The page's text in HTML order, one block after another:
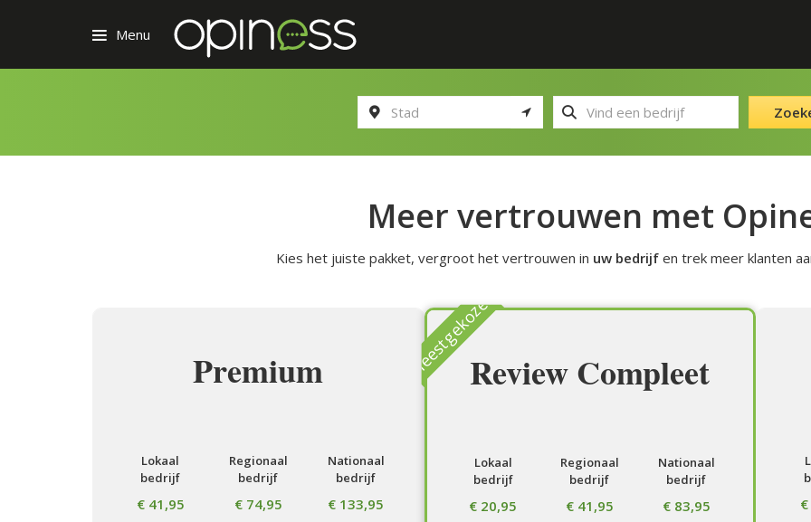
Menu
Meer vertrouwen met
Kies het juiste pakket, vergroot het vertrouwen in uw bedrijfen trek meer klanten
Premium
Lokaal
bedrijf
Regionaal
bedrijf
Nationaal
bedrijf
€ 41,95 € 74,95 € 133,95
MeestgekozenReview Compleet
Lokaal
bedrijf
Regionaal
bedrijf
Nationaal
bedrijf
€ 20,95 € 41,95 € 83,95